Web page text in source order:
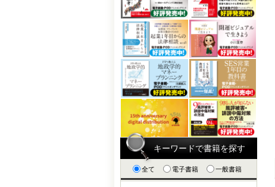
キーワードで書籍を探す
全て 電子書籍 一般書籍